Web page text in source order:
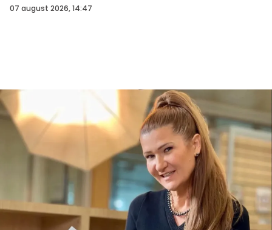
07 august 2026, 14:47